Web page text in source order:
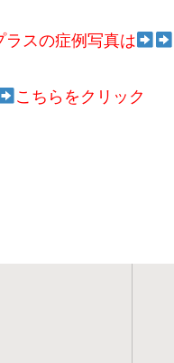
ラスの症例写真は
こちらをクリック